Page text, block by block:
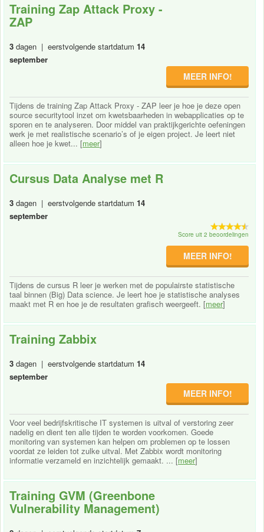
Training Zap Attack Proxy -
ZAP
3 dagen | eerstvolgende startdatum 14
september
MEER INFO!
Tijdens de training Zap Attack Proxy - ZAP leer je hoe je deze open
source securitytool inzet om kwetsbaarheden in webapplicaties op te
sporen en te analyseren. Door middel van praktijkgerichte oefeningen
werk je met realistische scenario’s of je eigen project. Je leert niet
alleen hoe je kwet... [meer]
Cursus Data Analyse met R
3 dagen | eerstvolgende startdatum 14
september
Score uit 2 beoordelingen
MEER INFO!
Tijdens de cursus R leer je werken met de populairste statistische
taal binnen (Big) Data science. Je leert hoe je statistische analyses
maakt met R en hoe je de resultaten grafisch weergeeft. [meer]
Training Zabbix
3 dagen | eerstvolgende startdatum 14
september
MEER INFO!
Voor veel bedrijfskritische IT systemen is uitval of verstoring zeer
nadelig en dient ten alle tijden te worden voorkomen. Goede
monitoring van systemen kan helpen om problemen op te lossen
voordat ze leiden tot zulke uitval. Met Zabbix wordt monitoring
informatie verzameld en inzichtelijk gemaakt. ... [meer]
Training GVM (Greenbone
Vulnerability Management)